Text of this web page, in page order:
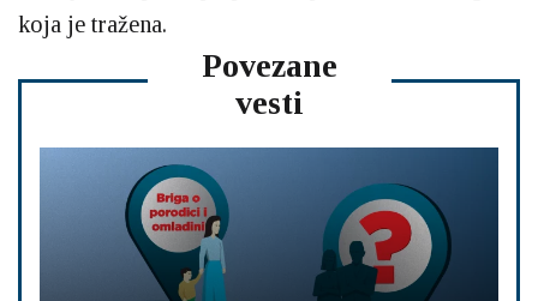
koja je tražena.
Povezane
vesti